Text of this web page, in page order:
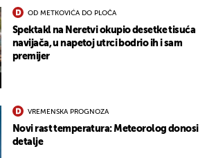
OD METKOVIĆA DO PLOČA
Spektakl na Neretvi okupio desetke tisuća
navijača, u napetoj utrci bodrio ih i sam
premijer
VREMENSKA PROGNOZA
Novi rast temperatura: Meteorolog donosi
detalje
UKLJUČITE NOTIFIKACIJE